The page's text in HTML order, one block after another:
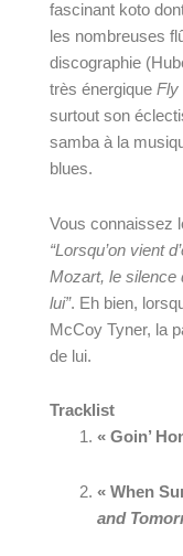
fascinant koto
les nombreuses
discographie
très énergique Fly
surtout son
samba à la
blues.
“Lorsqu’on vient
Mozart, le silence
lui”. Eh bien,
McCoy Tyner, la
de lui.
Tracklist
« Goin’
« When
and